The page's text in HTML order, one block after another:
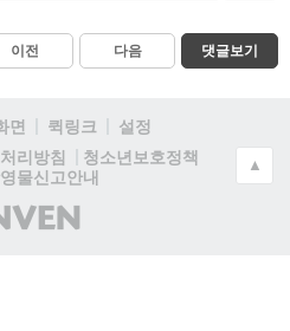
이전 다음 댓글보기
면 퀵링크
설정
리방침
청소년보호정책
물신고안내
(주)
인
▲